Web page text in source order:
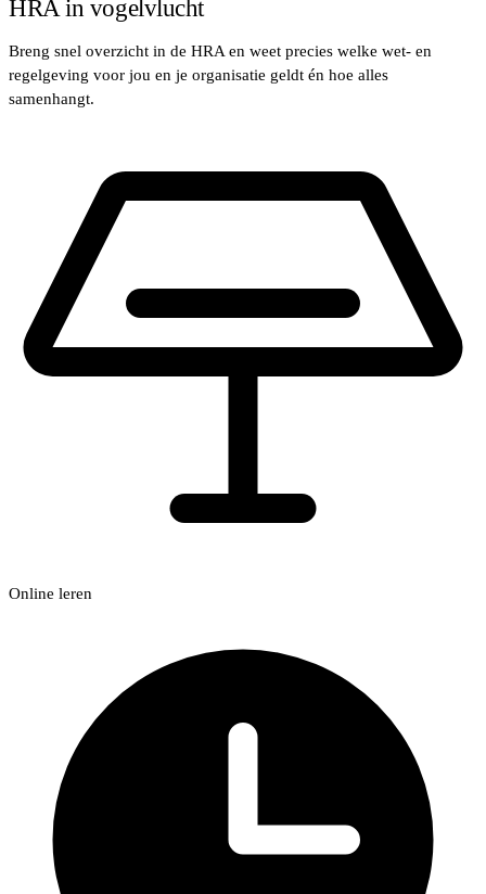
HRA in vogelvlucht
Breng snel overzicht in de HRA en weet precies welke wet- en
regelgeving voor jou en je organisatie geldt én hoe alles
samenhangt.
Online leren